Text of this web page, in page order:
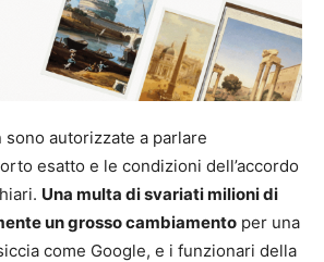
autorizzate a parlare
esatto e le condizioni dell’accordo
Una multa di svariati milioni di
un grosso cambiamento per una
come Google, e i funzionari della